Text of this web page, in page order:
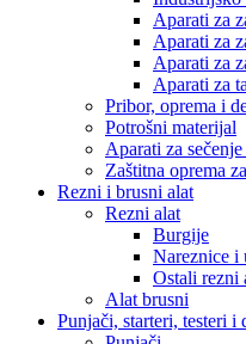
Aparati za
Aparati za
Aparati za
Aparati za
Pribor, oprema i
Potrošni materijal
Aparati za
Zaštitna oprema
Rezni i brusni alat
Rezni alat
Burgije
Nareznice i
Ostali rezni
Alat brusni
Punjači, starteri, testeri i